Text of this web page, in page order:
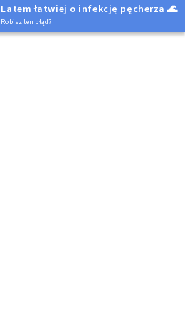
Latem łatwiej o infekcję pęcherza 🌊
Robisz ten błąd?